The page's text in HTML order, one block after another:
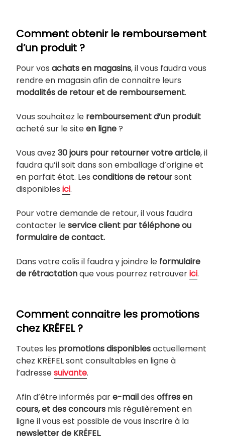
Comment obtenir le remboursement
d’un produit ?
Pour vos achats en magasins, il vous faudra vous
rendre en magasin afin de connaitre leurs
modalités de retour et de remboursement.
Vous souhaitez le remboursement d’un produit
acheté sur le siteen ligne?
Vous avez 30 jours pour retourner votre article, il
faudra qu’il soit dans son emballage d’origine et
en parfait état. Les conditions de retoursont
disponibles ici.
Pour votre demande de retour, il vous faudra
contacter leservice client par téléphone ou
formulaire de contact.
Dans votre colis il faudra y joindre le formulaire
de rétractationque vous pourrez retrouverici.
Comment connaitre les promotions
chez KRËFEL ?
Toutes les promotions disponiblesactuellement
chez KRËFEL sont consultables en ligne à
l’adressesuivante.
Afin d’être informés pare-maildes offres en
cours, et des concours mis régulièrement en
ligne il vous est possible de vous inscrire à la
newsletter de KRËFEL.